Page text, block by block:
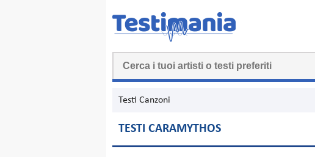
Testi Canzoni
TESTI CARAMYTHOS